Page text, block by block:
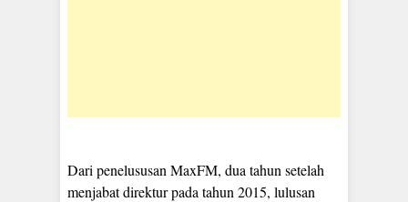
Dari penelususan MaxFM, dua tahun setelah
menjabat direktur pada tahun 2015, lulusan